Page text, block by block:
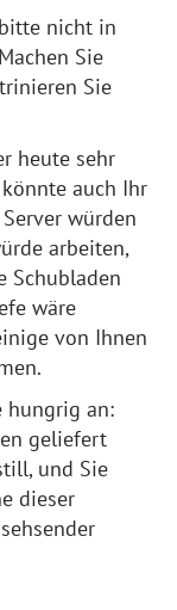
nicht in
Sie
Sie
heute sehr
auch Ihr
würden
arbeiten,
Schubladen
wäre
von Ihnen
hungrig an:
geliefert
und Sie
dieser